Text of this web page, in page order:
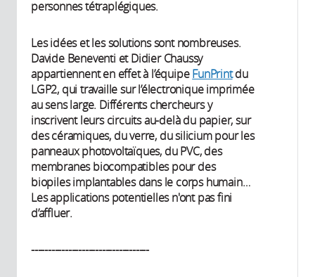
personnes tétraplégiques.
Les idées et les solutions sont nombreuses.
Davide Beneventi et Didier Chaussy
appartiennent en effet à l’équipeFunPrintdu
LGP2, qui travaille sur l’électronique imprimée
au sens large. Différents chercheurs y
inscrivent leurs circuits au-delà du papier, sur
des céramiques, du verre, du silicium pour les
panneaux photovoltaïques, du PVC, des
membranes biocompatibles pour des
biopiles implantables dans le corps humain…
Les applications potentielles n'ont pas fini
d’affluer.
-----------------------------------